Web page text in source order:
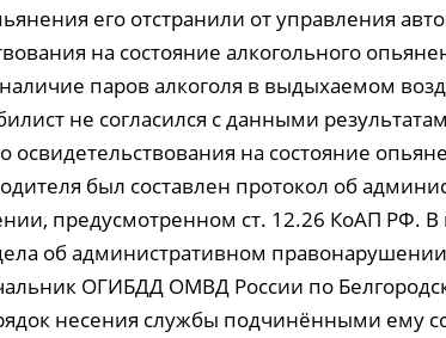
его отстранили от управления
на состояние алкогольного
паров алкоголя в выдыхаемом
не согласился с данными
освидетельствования на состояние
был составлен протокол об
предусмотренном ст. 12.26 КоАП РФ.
об административном
ОГИБДД ОМВД России по
несения службы подчинёнными ему